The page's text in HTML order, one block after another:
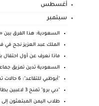
أغسطس
سبتمبر
السعودية: هذا الفرق بين
الملك عبد العزيز نجح في
ماذا نعرف عن أول احتفال
السعودية تدين تمزيق
"أبوظبي للتقاعد": 6 حالات تستوجب تحديث بيانات جهات...
"دبي برو" تمنح 3 لاعبين بطاقات التأهل إلى "مستر أو...
طلاب اليمن المبتعثون